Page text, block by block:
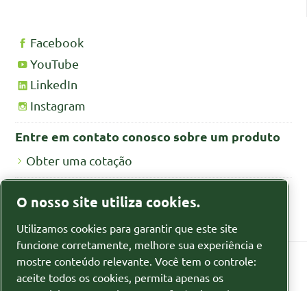
Facebook
YouTube
LinkedIn
Instagram
Entre em contato conosco sobre um produto
Obter uma cotação
O nosso site utiliza cookies.
Utilizamos cookies para garantir que este site
funcione corretamente, melhore sua experiência e
mostre conteúdo relevante. Você tem o controle:
aceite todos os cookies, permita apenas os